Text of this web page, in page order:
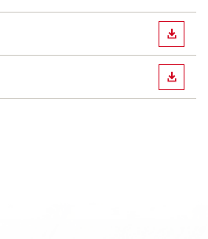
下載
下載